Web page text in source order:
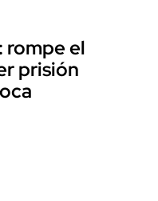
rompe el
prisión